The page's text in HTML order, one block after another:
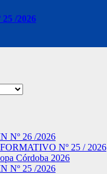
/2026
Nº 26 /2026
Nº 25 / 2026
Córdoba 2026
Nº 25 /2026